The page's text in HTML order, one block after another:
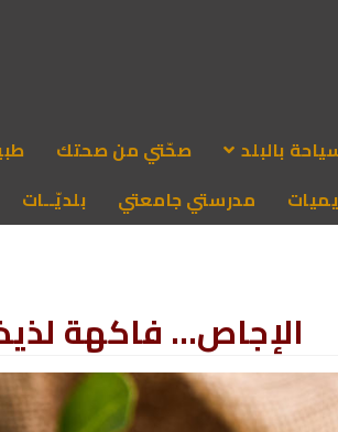
بالبلد صحّتي من صحتك
مدرستي جامعتي بلديّــات
الإجاص… فاكهة